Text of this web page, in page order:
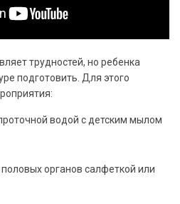
трудностей, но ребенка
подготовить. Для этого
водой с детским мылом
органов салфеткой или